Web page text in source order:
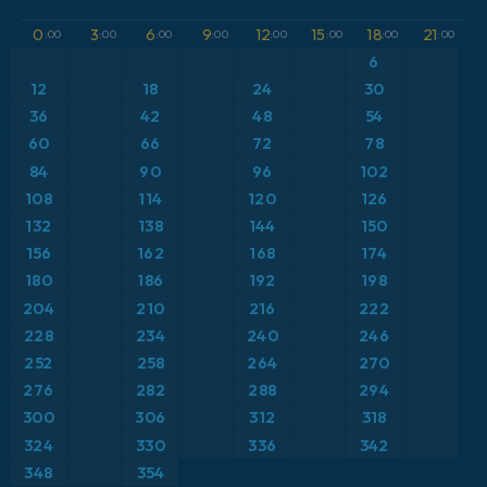
ICON Alemania 2 km
Caribe
Escandinavia
Estados Unidos
Europa
Francia
Grecia
Islandia
Anomalía de temperatura a 850 hPa
Precipitación, nubes y presión
Presión
Temperatura a 2 m
Temperatura a 500 hPa
Temperatura a 850 hPa
Viento a 10 m
0 :00 3:00 6:00 9:00 12:00 15 :00 18:00 21:00
6
12 18 24
30
36
42 48
54
60
66 72
78
84
90 96
102
108
114 120
126
132
138 144 150
156 162 168 174
180 186 192
198
204
210 216
222
228
234 240
246
252
258 264 270
276 282 288 294
300 306 312
318
324
330 336
342
348
354